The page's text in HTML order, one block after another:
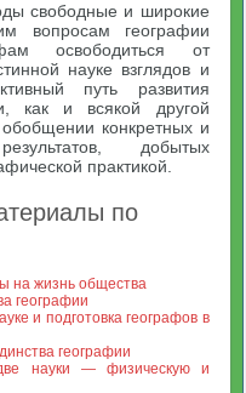
свободные и широкие
вопросам географии
освободиться от
науке взглядов и
путь развития
как и всякой другой
конкретных и
добытых
практикой.
по
на жизнь общества
географии
и подготовка географов в
географии
науки — физическую и